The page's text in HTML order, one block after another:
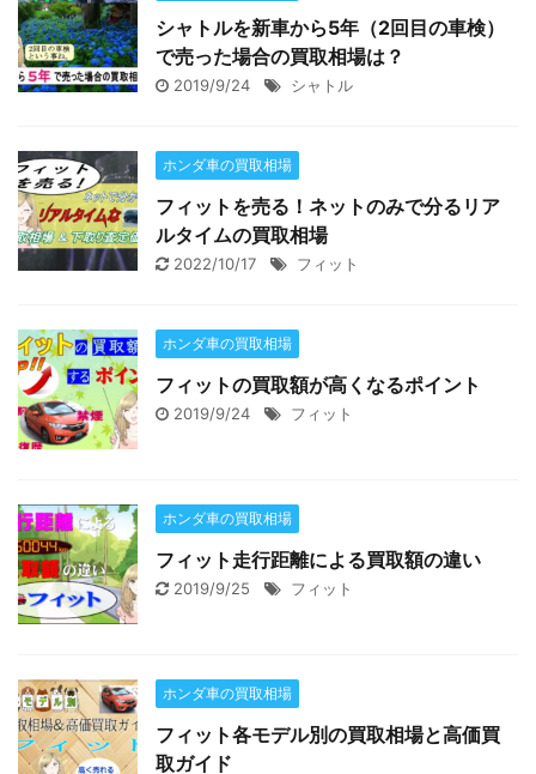
シャトルを新車から5年（2回目の車検）
で売った場合の買取相場は？
2019/9/24 シャトル
ホンダ車の買取相場
フィットを売る！ネットのみで分るリア
ルタイムの買取相場
2022/10/17 フィット
ホンダ車の買取相場
フィットの買取額が高くなるポイント
2019/9/24 フィット
ホンダ車の買取相場
フィット走行距離による買取額の違い
2019/9/25 フィット
ホンダ車の買取相場
フィット各モデル別の買取相場と高価買
取ガイド